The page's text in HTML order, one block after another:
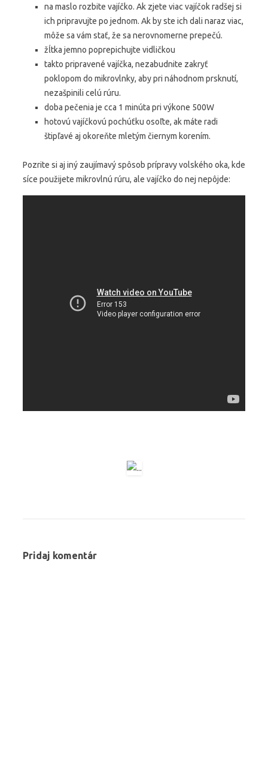
na maslo rozbite vajíčko. Ak zjete viac vajíčok radšej si
ich pripravujte po jednom. Ak by ste ich dali naraz viac,
môže sa vám stať, že sa nerovnomerne prepečú.
žĺtka jemno poprepichujte vidličkou
takto pripravené vajíčka, nezabudnite zakryť
poklopom do mikrovlnky, aby pri náhodnom prsknutí,
nezašpinili celú rúru.
doba pečenia je cca 1 minúta pri výkone 500W
hotovú vajíčkovú pochúťku osoľte, ak máte radi
štipľavé aj okoreňte mletým čiernym korením.
Pozrite si aj iný zaujímavý spôsob prípravy volského oka, kde
síce použijete mikrovlnú rúru, ale vajíčko do nej nepôjde:
Pridaj komentár